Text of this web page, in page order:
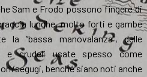
Sam e Frodo possono fingere di
lunghe, molto forti e gambe
la “bassa manovalanza”, delle
e crudeli usate spesso come
segugi, benché siano noti anche